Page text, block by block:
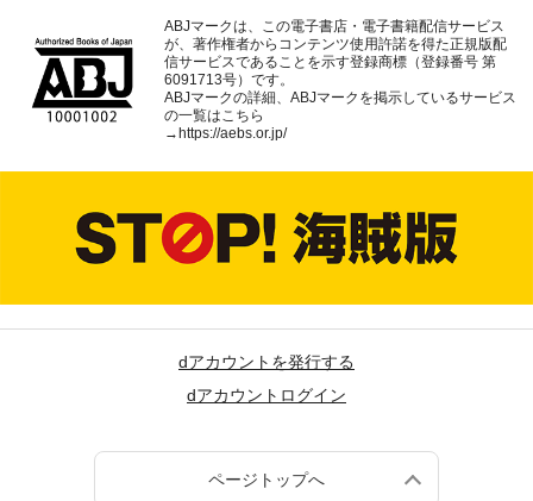
ABJマークは、この電子書店・電子書籍配信サービス
が、著作権者からコンテンツ使用許諾を得た正規版配
信サービスであることを示す登録商標（登録番号 第
6091713号）です。
ABJマークの詳細、ABJマークを掲示しているサービス
の一覧はこちら
→ https://aebs.or.jp/
dアカウントを発行する
dアカウントログイン
ページトップへ